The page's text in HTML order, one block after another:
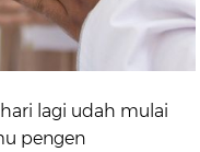
lagi udah mulai
pengen